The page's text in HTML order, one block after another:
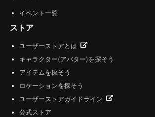
イベント一覧
ストア
ユーザーストアとは
キャラクター(アバター)を探そう
アイテムを探そう
ロケーションを探そう
ユーザーストアガイドライン
公式ストア